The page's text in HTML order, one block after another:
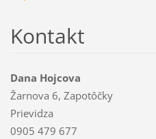
Kontakt
Dana Hojcova
Žarnova 6, Zapotôčky
Prievidza
0905 479 677